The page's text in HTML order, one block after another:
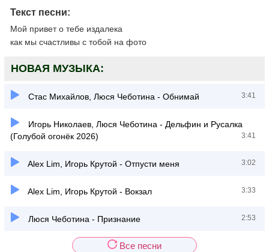
Текст песни:
Мой привет о тебе издалека
как мы счастливы с тобой на фото
НОВАЯ МУЗЫКА:
Стас Михайлов, Люся Чеботина - Обнимай 3:41
Игорь Николаев, Люся Чеботина - Дельфин и Русалка
(Голубой огонёк 2026)
3:41
Alex Lim, Игорь Крутой - Отпусти меня 3:02
Alex Lim, Игорь Крутой - Вокзал 3:33
Люся Чеботина - Признание 2:53
Все песни